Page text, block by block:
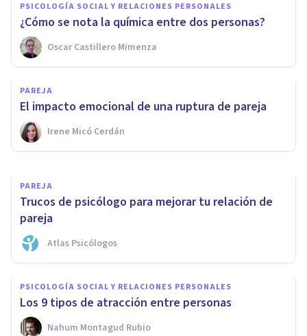
PSICOLOGÍA SOCIAL Y RELACIONES PERSONALES
¿Cómo se nota la química entre dos personas?
Oscar Castillero Mimenza
PAREJA
El impacto emocional de una ruptura de pareja
Irene Micó Cerdán
SEXOLOGÍA
Deseo sexual: ¿qué elementos
físicos y psicológicos influyen
en él?
José Martín Del Pliego
PAREJA
Trucos de psicólogo para mejorar tu relación de
pareja
Atlas Psicólogos
PSICOLOGÍA SOCIAL Y RELACIONES PERSONALES
Los 9 tipos de atracción entre personas
Nahum Montagud Rubio